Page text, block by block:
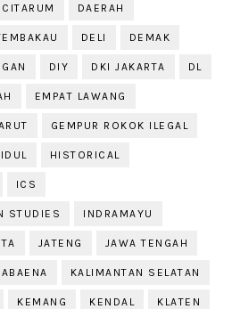
CITARUM DAERAH
DELI DEMAK
DIY DKI JAKARTA DL
EMPAT LAWANG
GEMPUR ROKOK ILEGAL
HISTORICAL
ICS
STUDIES INDRAMAYU
JATENG JAWA TENGAH
KALIMANTAN SELATAN
KEMANG KENDAL KLATEN